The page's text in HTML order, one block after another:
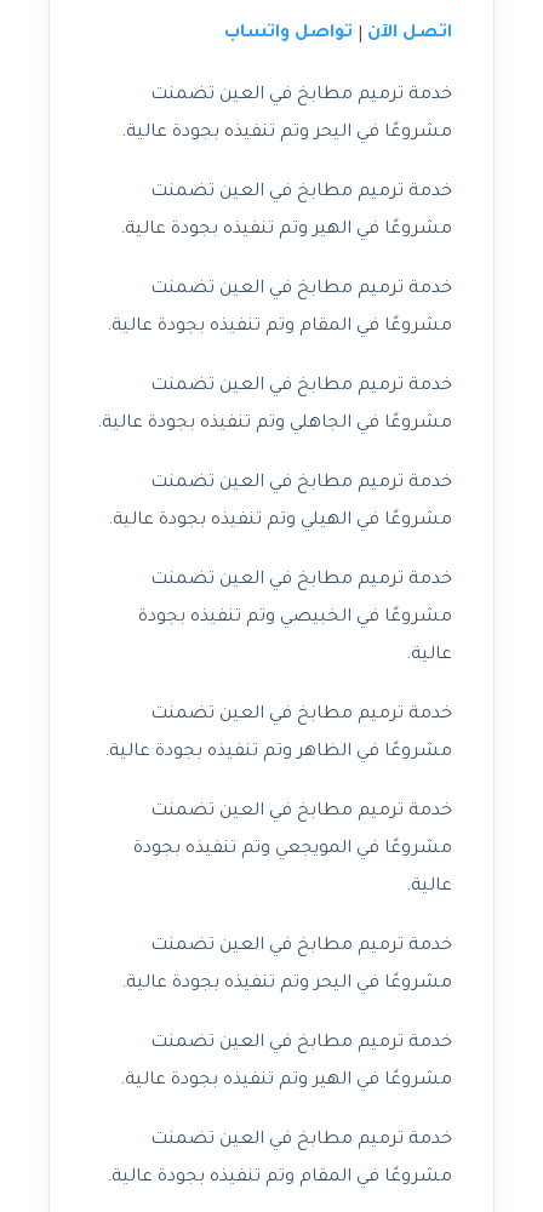
اتصل الآن تواصل واتساب
خدمة ترميم مطابخ في العين تضمنت
مشروعًا في اليحر وتم تنفيذه بجودة عالية.
خدمة ترميم مطابخ في العين تضمنت
مشروعًا في الهير وتم تنفيذه بجودة عالية.
خدمة ترميم مطابخ في العين تضمنت
مشروعًا في المقام وتم تنفيذه بجودة عالية.
خدمة ترميم مطابخ في العين تضمنت
مشروعًا في الجاهلي وتم تنفيذه بجودة عالية.
خدمة ترميم مطابخ في العين تضمنت
مشروعًا في الهيلي وتم تنفيذه بجودة عالية.
خدمة ترميم مطابخ في العين تضمنت
مشروعًا في الخبيصي وتم تنفيذه بجودة
عالية.
خدمة ترميم مطابخ في العين تضمنت
مشروعًا في الظاهر وتم تنفيذه بجودة عالية.
خدمة ترميم مطابخ في العين تضمنت
مشروعًا في المويجعي وتم تنفيذه بجودة
عالية.
خدمة ترميم مطابخ في العين تضمنت
مشروعًا في اليحر وتم تنفيذه بجودة عالية.
خدمة ترميم مطابخ في العين تضمنت
مشروعًا في الهير وتم تنفيذه بجودة عالية.
خدمة ترميم مطابخ في العين تضمنت
مشروعًا في المقام وتم تنفيذه بجودة عالية.